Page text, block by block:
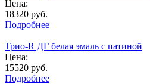
Цена:
18320 руб.
Подробнее
Трио-R ДГ белая эмаль с патиной
Цена:
15520 руб.
Подробнее